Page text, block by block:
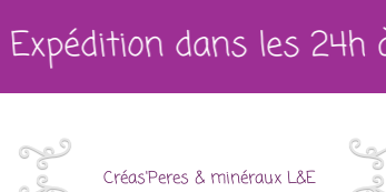
Expédition dans les 24h
Créas'Peres & minéraux L&E